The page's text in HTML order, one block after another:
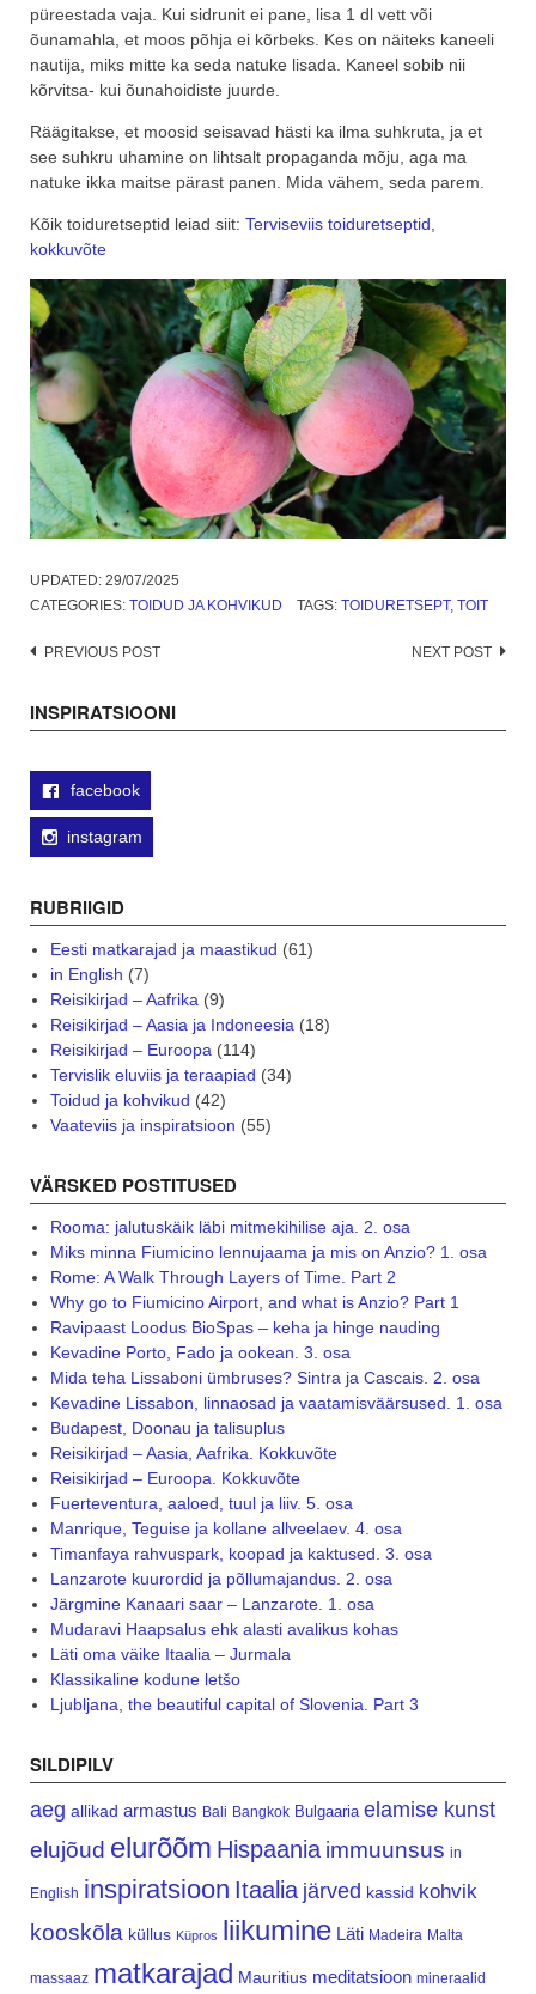
püreestada vaja. Kui sidrunit ei pane, lisa 1 dl vett või
õunamahla, et moos põhja ei kõrbeks. Kes on näiteks kaneeli
nautija, miks mitte ka seda natuke lisada. Kaneel sobib nii
kõrvitsa- kui õunahoidiste juurde.
Räägitakse, et moosid seisavad hästi ka ilma suhkruta, ja et
see suhkru uhamine on lihtsalt propaganda mõju, aga ma
natuke ikka maitse pärast panen. Mida vähem, seda parem.
Kõik toiduretseptid leiad siit: Terviseviis toiduretseptid,
kokkuvõte
UPDATED: 29/07/2025
CATEGORIES: TOIDUD JA KOHVIKUD TAGS: TOIDURETSEPT, TOIT
Post
PREVIOUS POST NEXT POST
INSPIRATSIOONI
facebook
instagram
RUBRIIGID
Eesti matkarajad ja maastikud (61)
in English (7)
Reisikirjad – Aafrika(9)
Reisikirjad – Aasia ja Indoneesia(18)
Reisikirjad – Euroopa(114)
Tervislik eluviis ja teraapiad (34)
Toidud ja kohvikud (42)
Vaateviis ja inspiratsioon (55)
VÄRSKED POSTITUSED
Rooma: jalutuskäik läbi mitmekihilise aja. 2. osa
Miks minna Fiumicino lennujaama ja mis on Anzio? 1. osa
Rome: A Walk Through Layers of Time. Part 2
Why go to Fiumicino Airport, and what is Anzio? Part 1
Ravipaast Loodus BioSpas – keha ja hinge nauding
Kevadine Porto, Fado ja ookean. 3. osa
Mida teha Lissaboni ümbruses? Sintra ja Cascais. 2. osa
Kevadine Lissabon, linnaosad ja vaatamisväärsused. 1. osa
Budapest, Doonau ja talisuplus
Reisikirjad – Aasia, Aafrika. Kokkuvõte
Reisikirjad – Euroopa. Kokkuvõte
Fuerteventura, aaloed, tuul ja liiv. 5. osa
Manrique, Teguise ja kollane allveelaev. 4. osa
Timanfaya rahvuspark, koopad ja kaktused. 3. osa
Lanzarote kuurordid ja põllumajandus. 2. osa
Järgmine Kanaari saar – Lanzarote. 1. osa
Mudaravi Haapsalus ehk alasti avalikus kohas
Läti oma väike Itaalia – Jurmala
Klassikaline kodune letšo
Ljubljana, the beautiful capital of Slovenia. Part 3
SILDIPILV
aeg allikad armastus Bali Bangkok Bulgaaria elamise kunst
elujõud elurõõm Hispaania immuunsus in
English inspiratsioon Itaalia järved kassid kohvik
kooskõla küllus Küpros liikumine Läti Madeira Malta
massaaz matkarajad Mauritius meditatsioon mineraalid